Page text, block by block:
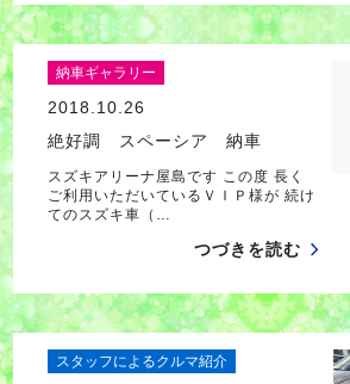
納車ギャラリー
2018.10.26
絶好調 スペーシア 納車
スズキアリーナ屋島です この度 長く
ご利用いただいているＶＩＰ様が 続け
てのスズキ車（…
つづきを読む
スタッフによるクルマ紹介